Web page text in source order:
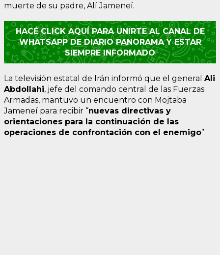
muerte de su padre, Alí Jameneí.
HACÉ CLICK AQUÍ PARA UNIRTE AL CANAL DE
WHATSAPP DE DIARIO PANORAMA Y ESTAR
SIEMPRE INFORMADO
La televisión estatal de Irán informó que el general Ali
Abdollahi, jefe del comando central de las Fuerzas
Armadas, mantuvo un encuentro con Mojtaba
Jameneí para recibir “nuevas directivas y
orientaciones para la continuación de las
operaciones de confrontación con el enemigo”.